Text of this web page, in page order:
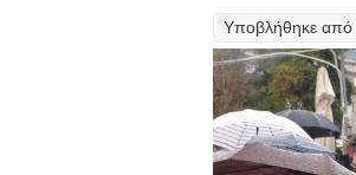
Υποβλήθηκε από